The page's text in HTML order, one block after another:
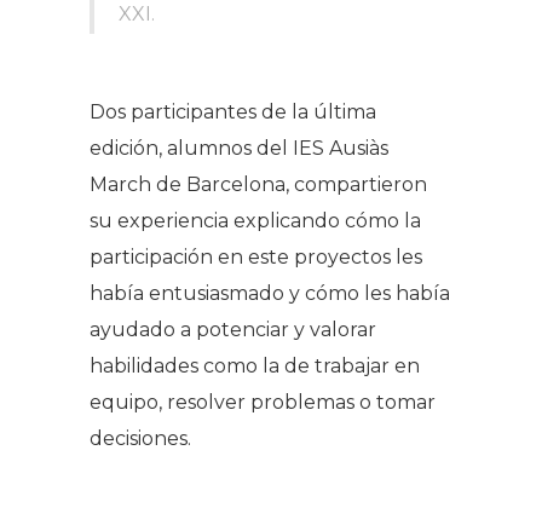
XXI.
Dos participantes de la última
edición, alumnos del IES Ausiàs
March de Barcelona, compartieron
su experiencia explicando cómo la
participación en este proyectos les
había entusiasmado y cómo les había
ayudado a potenciar y valorar
habilidades como la de trabajar en
equipo, resolver problemas o tomar
decisiones.